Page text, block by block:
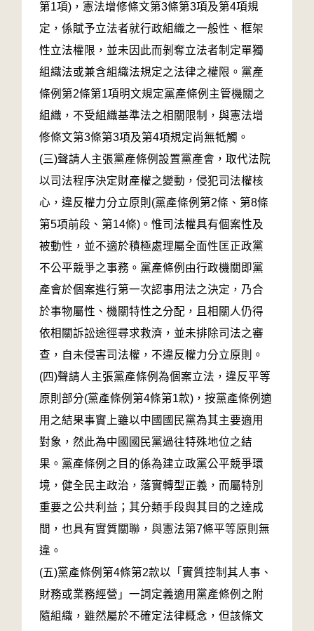
第1項)，憲法增修條文第3條第3項及第4項規
定，係賦予立法者就行政組織之一般性、框架
性立法權限，並未因此而剝奪立法者制定單獨
組織法或兼含組織法規定之法律之權限。黨產
條例第2條第1項明文規定黨產條例主管機關之
組織，不受組織基準法之相關限制，與憲法增
修條文第3條第3項及第4項規定尚無牴觸。
(三)聲請人主張黨產條例設置黨產會，取代法院
以司法程序決定財產權之變動，侵犯司法權核
心，違反權力分立原則(黨產條例第2條、第8條
第5項前段、第14條)。惟司法權具有個案性及
被動性，並不適於積極處理屬全面性匡正政黨
不公平競爭之事務。黨產條例由行政機關即黨
產會於個案進行第一次認事用法之決定，乃合
於事物屬性、機關特性之分配，且相關人仍得
依相關訴訟途徑尋求救濟，並未排除司法之審
查，自未侵害司法權，不違反權力分立原則。
(四)聲請人主張黨產條例為個案立法，違反平等
原則部分(黨產條例第4條第1款)，按黨產條例適
用之結果事實上雖以中國國民黨為其主要適用
對象，然此為中國國民黨過往特殊地位之結
果。黨產條例之目的係為建立政黨公平競爭環
境，健全民主政治，落實轉型正義，而屬特別
重要之公共利益；其分類手段與其目的之達成
間，也具有實質關聯，與憲法第7條平等原則無
違。
(五)黨產條例第4條第2款以「實質控制其人事、
財務或業務經營」一詞定義適用黨產條例之附
隨組織，雖然屬於不確定法律概念，但該條文